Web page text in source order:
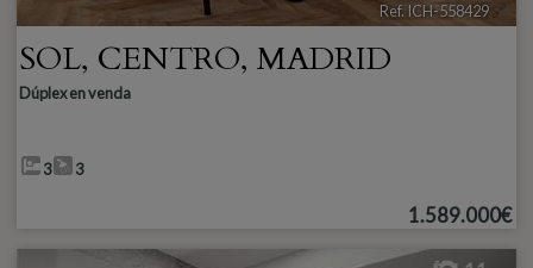
Ref. ICH-558429🔗
SOL, CENTRO, MADRID
Dúplex en venda
3 3
1.589.000€